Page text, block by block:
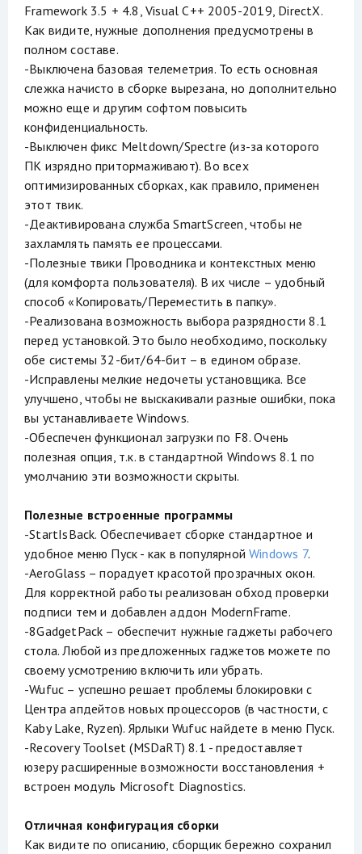
Framework 3.5 + 4.8, Visual C++ 2005-2019, DirectX.
Как видите, нужные дополнения предусмотрены в
полном составе.
-Выключена базовая телеметрия. То есть основная
слежка начисто в сборке вырезана, но дополнительно
можно еще и другим софтом повысить
конфиденциальность.
-Выключен фикс Meltdown/Spectre (из-за которого
ПК изрядно притормаживают). Во всех
оптимизированных сборках, как правило, применен
этот твик.
-Деактивирована служба SmartScreen, чтобы не
захламлять память ее процессами.
-Полезные твики Проводника и контекстных меню
(для комфорта пользователя). В их числе – удобный
способ «Копировать/Переместить в папку».
-Реализована возможность выбора разрядности 8.1
перед установкой. Это было необходимо, поскольку
обе системы 32-бит/64-бит – в едином образе.
-Исправлены мелкие недочеты установщика. Все
улучшено, чтобы не выскакивали разные ошибки, пока
вы устанавливаете Windows.
-Обеспечен функционал загрузки по F8. Очень
полезная опция, т.к. в стандартной Windows 8.1 по
умолчанию эти возможности скрыты.
Полезные встроенные программы
-StartIsBack. Обеспечивает сборке стандартное и
удобное меню Пуск - как в популярнойWindows 7.
-AeroGlass – порадует красотой прозрачных окон.
Для корректной работы реализован обход проверки
подписи тем и добавлен аддон ModernFrame.
-8GadgetPack – обеспечит нужные гаджеты рабочего
стола. Любой из предложенных гаджетов можете по
своему усмотрению включить или убрать.
-Wufuc – успешно решает проблемы блокировки с
Центра апдейтов новых процессоров (в частности, с
Kaby Lake, Ryzen). Ярлыки Wufuc найдете в меню Пуск.
-Recovery Toolset (MSDaRT) 8.1 - предоставляет
юзеру расширенные возможности восстановления +
встроен модуль Microsoft Diagnostics.
Отличная конфигурация сборки
Как видите по описанию, сборщик бережно сохранил